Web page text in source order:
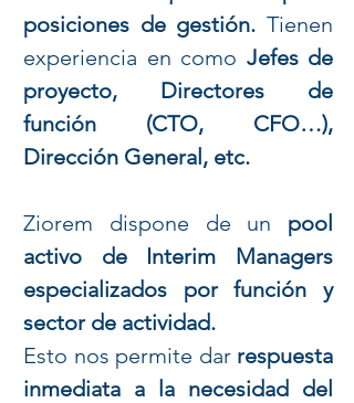
posiciones de gestión. Tienen
experiencia en como Jefes de
proyecto, Directores de
función (CTO, CFO…),
Dirección General, etc.
Ziorem dispone de un pool
activo de Interim Managers
especializados por función y
sector de actividad.
Esto nos permite dar respuesta
inmediata a la necesidad del